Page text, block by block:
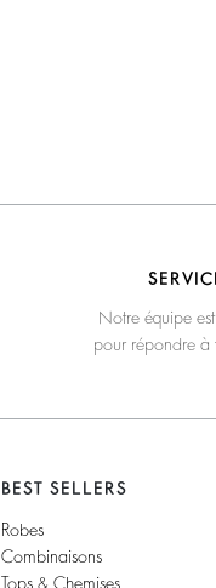
Notre équipe
pour répondre à
BEST SELLERS
Robes
Combinaisons
Tops & Chemises